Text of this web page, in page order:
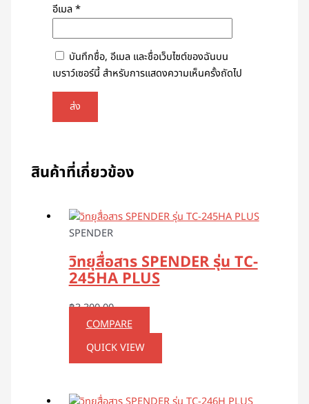
อีเมล*
บันทึกชื่อ, อีเมล และชื่อเว็บไซต์ของฉันบน
เบราว์เซอร์นี้ สำหรับการแสดงความเห็นครั้งถัดไป
สินค้าที่เกี่ยวข้อง
SPENDER
วิทยุสื่อสาร SPENDER รุ่น TC-
245HA PLUS
฿3,300.00
COMPARE
QUICK VIEW